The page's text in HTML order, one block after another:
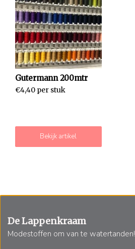
Gutermann 200mtr
€4,40 per stuk
Bekijk artikel
De Lappenkraam
Modestoffen om van te watertanden!